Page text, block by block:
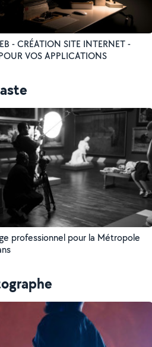
- CRÉATION SITE INTERNET -
VOS APPLICATIONS
professionnel pour la Métropole